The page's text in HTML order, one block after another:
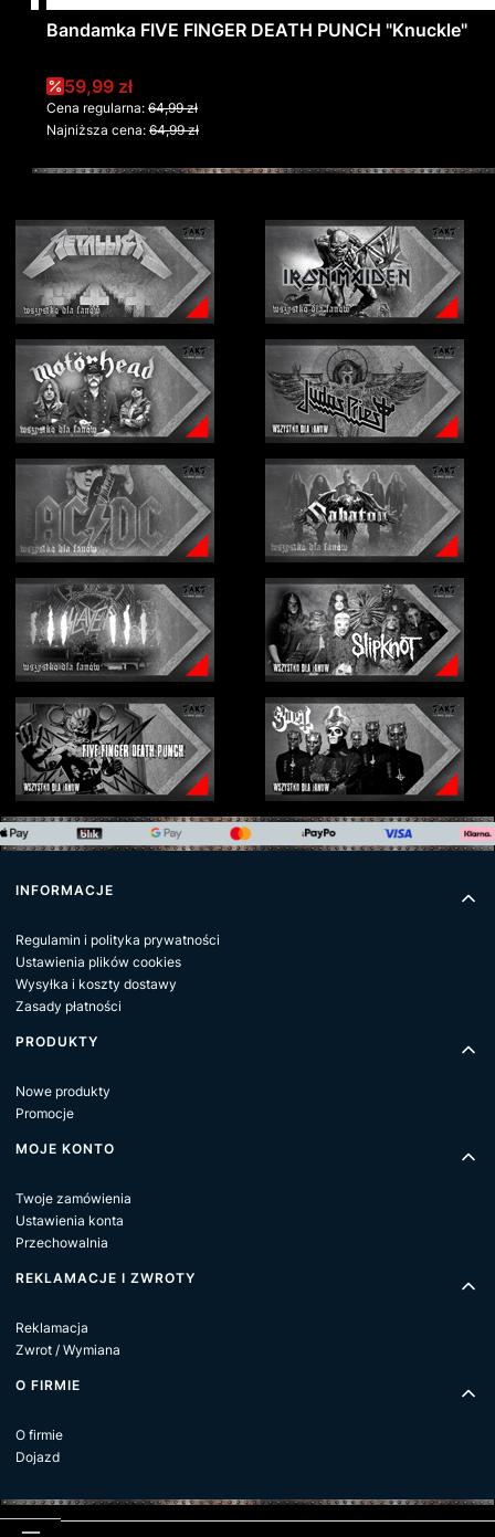
Bandamka FIVE FINGER DEATH PUNCH "Knuckle"
Cena promocyjna
59,99 zł
Cena regularna: 64,99 zł
Najniższa cena: 64,99 zł
Linki w stopce
INFORMACJE
Regulamin i polityka prywatności
Ustawienia plików cookies
Wysyłka i koszty dostawy
Zasady płatności
PRODUKTY
Nowe produkty
Promocje
MOJE KONTO
Twoje zamówienia
Ustawienia konta
Przechowalnia
REKLAMACJE I ZWROTY
Reklamacja
Zwrot / Wymiana
O FIRMIE
O firmie
Dojazd